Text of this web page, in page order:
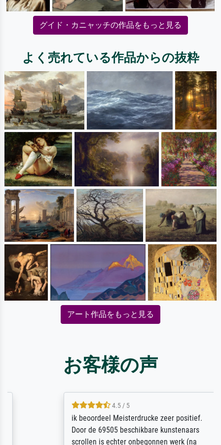
グイド・カニャッチの作品をもっと見る
よく売れている作品からの抜粋
アート作品をもっと見る
お客様の声
4.5 / 5
ik beoordeel Meisterdrucke zeer positief.
Door de 69505 beschikbare kunstenaars
scrollen is echter onbegonnen werk (na